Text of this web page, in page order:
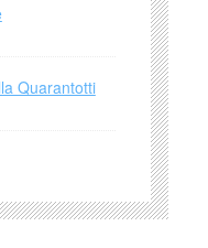
Quarantotti